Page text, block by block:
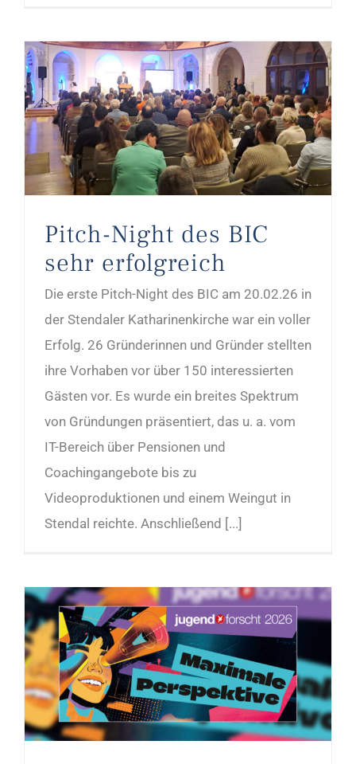
Pitch-Night des BIC
sehr erfolgreich
Die erste Pitch-Night des BIC am 20.02.26 in
der Stendaler Katharinenkirche war ein voller
Erfolg. 26 Gründerinnen und Gründer stellten
ihre Vorhaben vor über 150 interessierten
Gästen vor. Es wurde ein breites Spektrum
von Gründungen präsentiert, das u. a. vom
IT-Bereich über Pensionen und
Coachingangebote bis zu
Videoproduktionen und einem Weingut in
Stendal reichte. Anschließend [...]